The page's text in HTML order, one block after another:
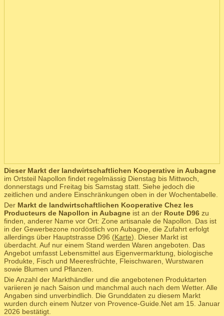
Dieser Markt der landwirtschaftlichen Kooperative in Aubagne
im Ortsteil Napollon findet regelmässig Dienstag bis Mittwoch,
donnerstags und Freitag bis Samstag statt. Siehe jedoch die
zeitlichen und andere Einschränkungen oben in der Wochentabelle.
Der Markt de landwirtschaftlichen Kooperative Chez les
Producteurs de Napollon in Aubagne ist an der Route D96 zu
finden, anderer Name vor Ort: Zone artisanale de Napollon. Das ist
in der Gewerbezone nordöstlich von Aubagne, die Zufahrt erfolgt
allerdings über Hauptstrasse D96 (Karte). Dieser Markt ist
überdacht. Auf nur einem Stand werden Waren angeboten. Das
Angebot umfasst Lebensmittel aus Eigenvermarktung, biologische
Produkte, Fisch und Meeresfrüchte, Fleischwaren, Wurstwaren
sowie Blumen und Pflanzen.
Die Anzahl der Markthändler und die angebotenen Produktarten
variieren je nach Saison und manchmal auch nach dem Wetter. Alle
Angaben sind unverbindlich. Die Grunddaten zu diesem Markt
wurden durch einem Nutzer von Provence-Guide.Net am 15. Januar
2026 bestätigt.